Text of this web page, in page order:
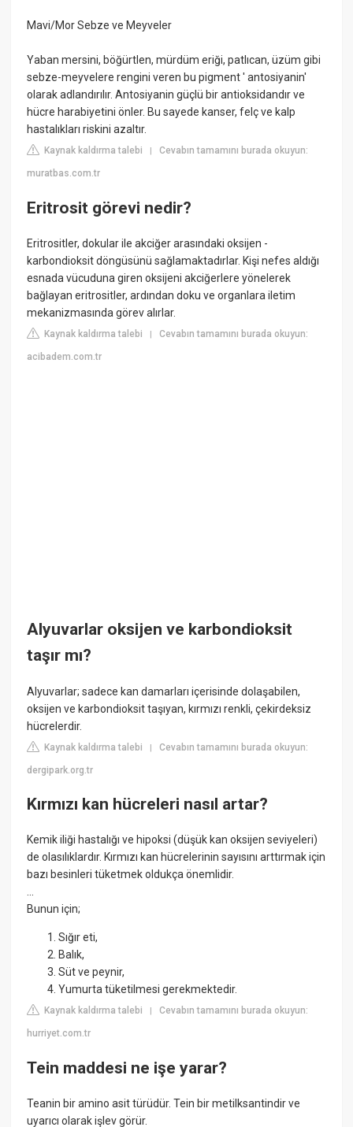
Mavi/Mor Sebze ve Meyveler
Yaban mersini, böğürtlen, mürdüm eriği, patlıcan, üzüm gibi
sebze-meyvelere rengini veren bu pigment ' antosiyanin'
olarak adlandırılır. Antosiyanin güçlü bir antioksidandır ve
hücre harabiyetini önler. Bu sayede kanser, felç ve kalp
hastalıkları riskini azaltır.
Kaynak kaldırma talebi |Cevabın tamamını burada okuyun:
muratbas.com.tr
Eritrosit görevi nedir?
Eritrositler, dokular ile akciğer arasındaki oksijen -
karbondioksit döngüsünü sağlamaktadırlar. Kişi nefes aldığı
esnada vücuduna giren oksijeni akciğerlere yönelerek
bağlayan eritrositler, ardından doku ve organlara iletim
mekanizmasında görev alırlar.
Kaynak kaldırma talebi |Cevabın tamamını burada okuyun:
acibadem.com.tr
Alyuvarlar oksijen ve karbondioksit
taşır mı?
Alyuvarlar; sadece kan damarları içerisinde dolaşabilen,
oksijen ve karbondioksit taşıyan, kırmızı renkli, çekirdeksiz
hücrelerdir.
Kaynak kaldırma talebi |Cevabın tamamını burada okuyun:
dergipark.org.tr
Kırmızı kan hücreleri nasıl artar?
Kemik iliği hastalığı ve hipoksi (düşük kan oksijen seviyeleri)
de olasılıklardır. Kırmızı kan hücrelerinin sayısını arttırmak için
bazı besinleri tüketmek oldukça önemlidir.
...
Bunun için;
Sığır eti,
Balık,
Süt ve peynir,
Yumurta tüketilmesi gerekmektedir.
Kaynak kaldırma talebi |Cevabın tamamını burada okuyun:
hurriyet.com.tr
Tein maddesi ne işe yarar?
Teanin bir amino asit türüdür. Tein bir metilksantindir ve
uyarıcı olarak işlev görür.